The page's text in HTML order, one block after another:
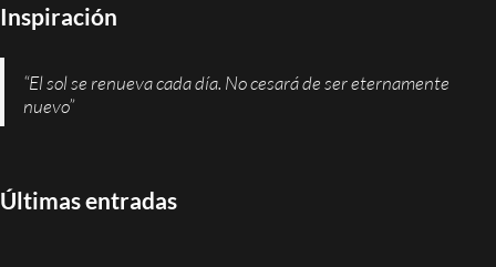
Inspiración
“El sol se renueva cada día. No cesará de ser eternamente
nuevo”
Últimas entradas